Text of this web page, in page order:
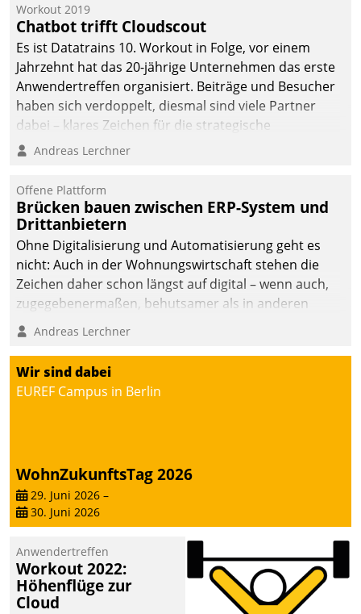
Quartier. Dazwischen
zeigte Datatrain, was es
Neues zu bieten hat.
Workout 2019
Chatbot trifft Cloudscout
Es ist Datatrains 10. Workout in Folge, vor einem
Jahrzehnt hat das 20-jährige Unternehmen das erste
Anwendertreffen organisiert. Beiträge und Besucher
haben sich verdoppelt, diesmal sind viele Partner
dabei – klares Zeichen für die strategische
Fokussierung auf den Kunden.
Andreas Lerchner
Offene Plattform
Brücken bauen zwischen ERP-System und
Drittanbietern
Ohne Digitalisierung und Automatisierung geht es
nicht: Auch in der Wohnungswirtschaft stehen die
Zeichen daher schon längst auf digital – wenn auch,
zugegebenermaßen, behutsamer als in anderen
Branchen.
Andreas Lerchner
Wir sind dabei
EUREF Campus in Berlin
WohnZukunftsTag 2026
29. Juni 2026 –
30. Juni 2026
Anwendertreffen
Workout 2022:
Höhenflüge zur
Cloud